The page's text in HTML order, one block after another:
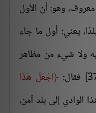
وهو: أن الأول
يعني: أول ما جاء
ولا شيء من مظاهر
اجْعَلْ هَذَا
هذا الوادي إلى بلد آمن،